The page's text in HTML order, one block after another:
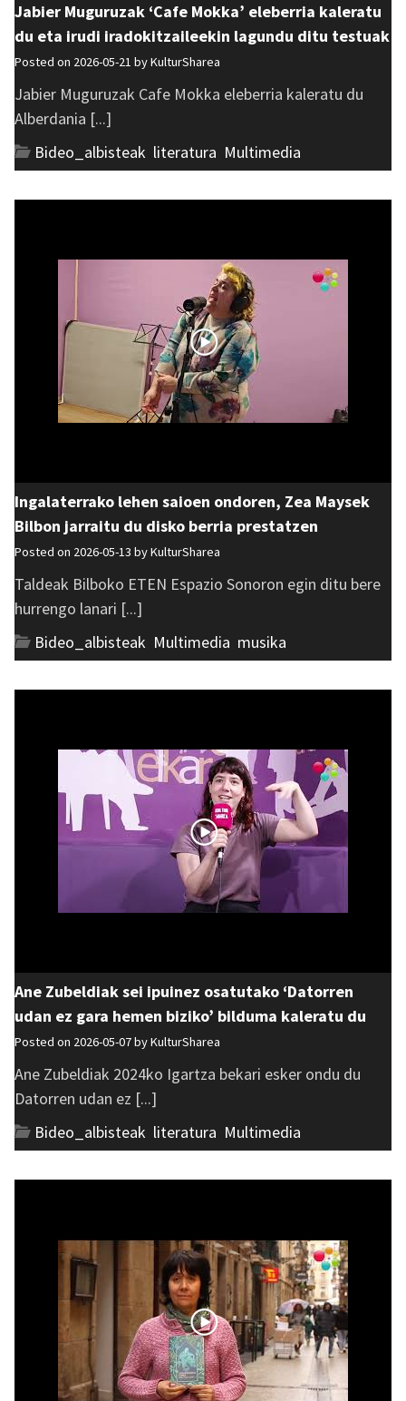
Jabier Muguruzak ‘Cafe Mokka’ eleberria kaleratu
du eta irudi iradokitzaileekin lagundu ditu testuak
Posted on 2026-05-21 byKulturSharea
Jabier Muguruzak Cafe Mokka eleberria kaleratu du
Alberdania [...]
Bideo_albisteak literatura Multimedia
Ingalaterrako lehen saioen ondoren, Zea Maysek
Bilbon jarraitu du disko berria prestatzen
Posted on 2026-05-13 byKulturSharea
Taldeak Bilboko ETEN Espazio Sonoron egin ditu bere
hurrengo lanari [...]
Bideo_albisteak Multimedia musika
Ane Zubeldiak sei ipuinez osatutako ‘Datorren
udan ez gara hemen biziko’ bilduma kaleratu du
Posted on 2026-05-07 byKulturSharea
Ane Zubeldiak 2024ko Igartza bekari esker ondu du
Datorren udan ez [...]
Bideo_albisteak literatura Multimedia